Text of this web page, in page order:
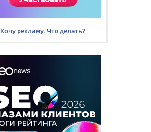
Хочу рекламу. Что делать?